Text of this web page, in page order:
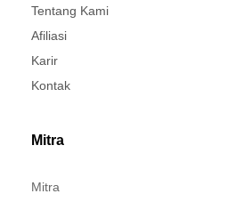
Tentang Kami
Afiliasi
Karir
Kontak
Mitra
Mitra